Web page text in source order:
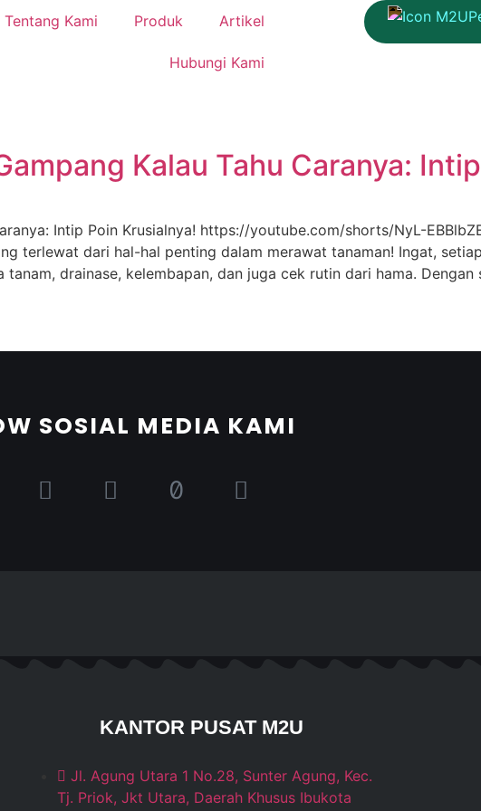
Tentang Kami Produk Artikel
Hubungi Kami
Kalau Tahu Caranya:
Intip Poin Krusialnya! https://youtube.com/shorts/NyL-
terlewat dari hal-hal penting dalam merawat tanaman! Ingat,
drainase, kelembapan, dan juga cek rutin dari hama.
SOSIAL MEDIA KAMI
KANTOR PUSAT M2U
Jl. Agung Utara 1 No.28, Sunter Agung, Kec.
Tj. Priok, Jkt Utara, Daerah Khusus Ibukota